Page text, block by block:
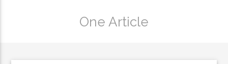
One Article